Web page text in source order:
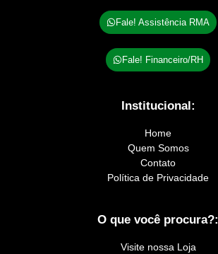
Fale! Assistência RMA
Fale! Financeiro/RH
Institucional:
Home
Quem Somos
Contato
Política de Privacidade
O que você procura?:
Visite nossa Loja